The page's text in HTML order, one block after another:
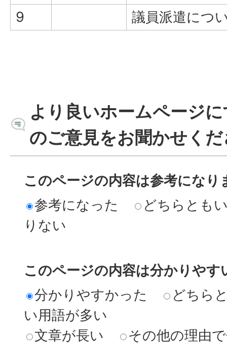
9
議員派遣につ
より良いホームページ
のご意見をお聞かせく
このページの内容は参考になり
参考になった
どちらとも
りない
このページの内容は分かりやす
分かりやすかった
どちら
い用語が多い
文章が長い
その他の理由